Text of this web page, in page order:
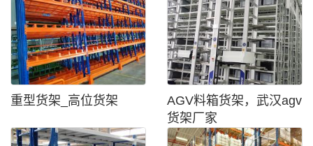
重型货架_高位货架
AGV料箱货架，武汉agv
货架厂家